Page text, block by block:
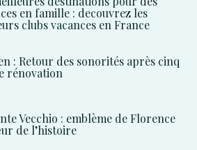
en famille : decouvrez les
clubs vacances en France
: Retour des sonorités après cinq
rénovation
Vecchio : emblème de Florence
de l’histoire